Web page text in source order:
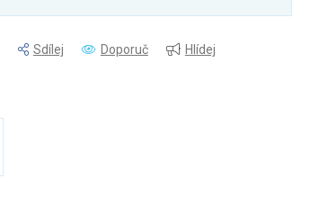
Sdílej Doporuč
Hlídej